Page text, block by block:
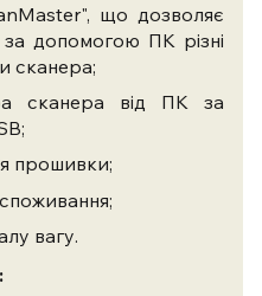
що дозволяє
допомогою ПК різні
сканера;
сканера від ПК за
прошивки;
вагу.